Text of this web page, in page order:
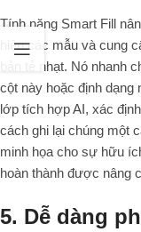
Tính năng Smart Fill
hiện các mẫu và cung
bản tẻ nhạt. Nó nhanh
cột này hoặc định dạng
lớp tích hợp AI, xác
cách ghi lại chúng một
minh họa cho sự hữu
hoàn thành được nâng
5. Dễ dàng